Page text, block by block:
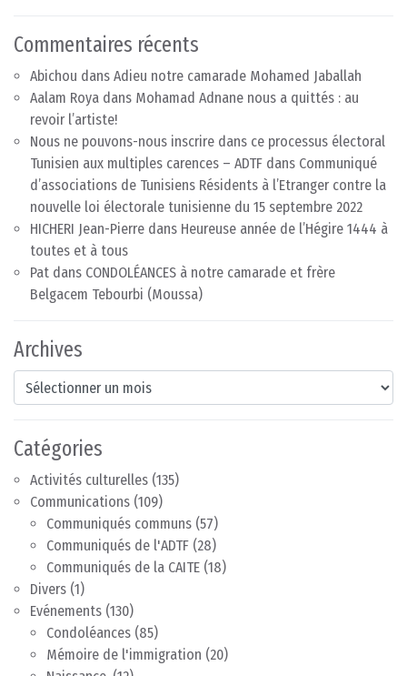
Commentaires récents
Abichou dans Adieu notre camarade Mohamed Jaballah
Aalam Roya dans Mohamad Adnane nous a quittés : au
revoir l’artiste!
Nous ne pouvons-nous inscrire dans ce processus électoral
Tunisien aux multiples carences – ADTF dans Communiqué
d’associations de Tunisiens Résidents à l’Etranger contre la
nouvelle loi électorale tunisienne du 15 septembre 2022
HICHERI Jean-Pierre dans Heureuse année de l’Hégire 1444 à
toutes et à tous
Pat dans CONDOLÉANCES à notre camarade et frère
Belgacem Tebourbi (Moussa)
Archives
Archives
Catégories
Activités culturelles (135)
Communications (109)
Communiqués communs (57)
Communiqués de l'ADTF (28)
Communiqués de la CAITE (18)
Divers (1)
Evénements (130)
Condoléances (85)
Mémoire de l'immigration (20)